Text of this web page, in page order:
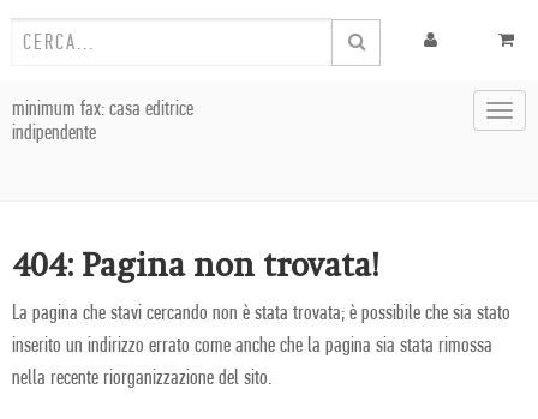
minimum fax: casa editrice
indipendente
404: Pagina non trovata!
La pagina che stavi cercando non è stata trovata; è possibile che sia stato
inserito un indirizzo errato come anche che la pagina sia stata rimossa
nella recente riorganizzazione del sito.